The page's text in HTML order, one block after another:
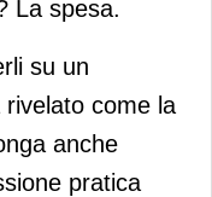
La spesa.
su un
come la
anche
pratica